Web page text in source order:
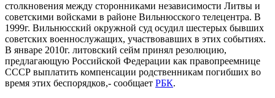
столкновения между сторонниками независимости Литвы и
советскими войсками в районе Вильнюсского телецентра. В
1999г. Вильнюсский окружной суд осудил шестерых бывших
советских военнослужащих, участвовавших в этих событиях.
В январе 2010г. литовский сейм принял резолюцию,
предлагающую Российской Федерации как правопреемнице
СССР выплатить компенсации родственникам погибших во
время этих беспорядков,- сообщает РБК.